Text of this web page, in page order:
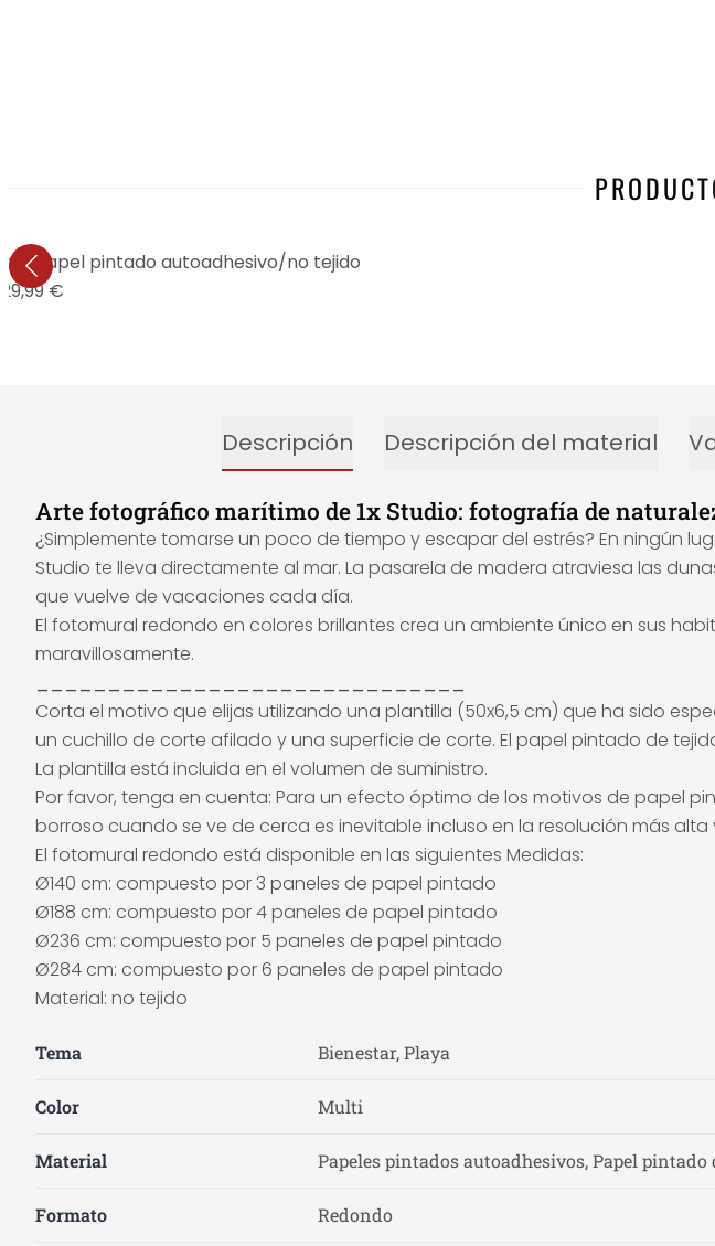
- Papel pintado autoadhesivo/no tejido
29,99 €
Descripción Descripción del material
Arte fotográfico marítimo de 1x Studio: fotografía de
¿Simplemente tomarse un poco de tiempo y escapar del estrés? En ningún
Studio te lleva directamente al mar. La pasarela de madera atraviesa las
que vuelve de vacaciones cada día.
El fotomural redondo en colores brillantes crea un ambiente único en sus
maravillosamente.
Corta el motivo que elijas utilizando una plantilla (50x6,5 cm) que ha sido
un cuchillo de corte afilado y una superficie de corte. El papel pintado de
La plantilla está incluida en el volumen de suministro.
Por favor, tenga en cuenta: Para un efecto óptimo de los motivos de papel
borroso cuando se ve de cerca es inevitable incluso en la resolución más
El fotomural redondo está disponible en las siguientes Medidas:
Ø140 cm: compuesto por 3 paneles de papel pintado
Ø188 cm: compuesto por 4 paneles de papel pintado
Ø236 cm: compuesto por 5 paneles de papel pintado
Ø284 cm: compuesto por 6 paneles de papel pintado
Material: no tejido
Tema Bienestar, Playa
Color Multi
Material Papeles pintados autoadhesivos, Papel
Formato Redondo